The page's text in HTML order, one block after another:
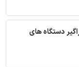
دستگاه های